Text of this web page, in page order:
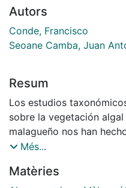
Autors
Conde, Francisco
Seoane Camba, Juan
Resum
Los estudios
sobre la vegetación
malagueño nos han
geográfico,entre los
especies atlánticas que
Més...
Matèries